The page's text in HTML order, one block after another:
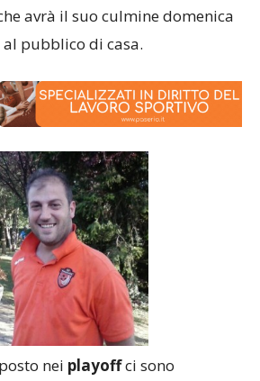
avrà il suo culmine domenica
pubblico di casa.